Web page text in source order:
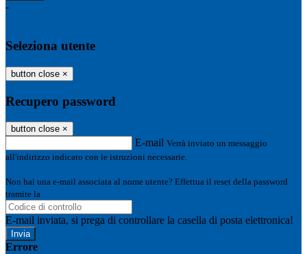
-
Seleziona utente
button close ×
Recupero password
button close ×
E-mail Verrà inviato un messaggio
all'indirizzo indicato con le istruzioni necessarie.
Non hai una e-mail associata al nome utente? Effettua il reset della password
tramite la
E-mail inviata, si prega di controllare la casella di posta elettronica!
Errore